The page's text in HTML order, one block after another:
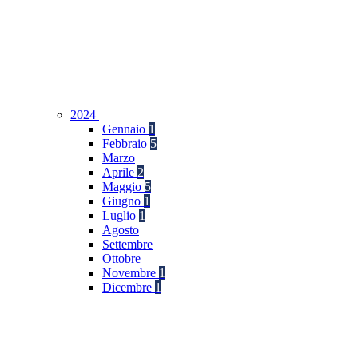
2024
Gennaio 1
Febbraio 5
Marzo
Aprile 2
Maggio 5
Giugno 1
Luglio 1
Agosto
Settembre
Ottobre
Novembre 1
Dicembre 1